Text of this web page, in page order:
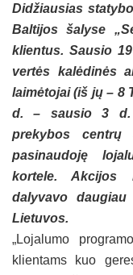
Didžiausias
Baltijos šalyse
klientus. Sausio
vertės kalėdinės
laimėtojai (iš jų – 8
d. – sausio 3 d.
prekybos centrų
pasinaudoję
kortele. Akcijos
dalyvavo
Lietuvos.
„Lojalumo
klientams kuo